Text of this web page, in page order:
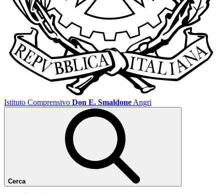
Istituto Comprensivo Don E. Smaldone Angri
Cerca